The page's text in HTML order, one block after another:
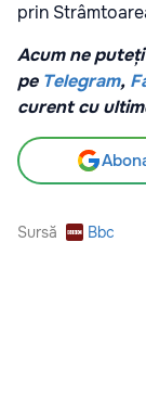
prin
Acum ne
pe Telegram,
curent cu
Sursă Bbc